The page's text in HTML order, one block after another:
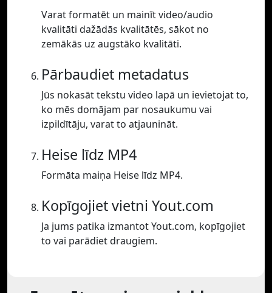
Varat formatēt un mainīt video/audio
kvalitāti dažādās kvalitātēs, sākot no
zemākās uz augstāko kvalitāti.
Pārbaudiet metadatus
Jūs nokasāt tekstu video lapā un ievietojat to,
ko mēs domājam par nosaukumu vai
izpildītāju, varat to atjaunināt.
Heise līdz MP4
Formāta maiņa Heise līdz MP4.
Kopīgojiet vietni Yout.com
Ja jums patika izmantot Yout.com, kopīgojiet
to vai parādiet draugiem.